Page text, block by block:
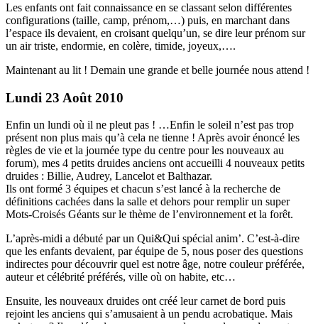
Les enfants ont fait connaissance en se classant selon différentes
configurations (taille, camp, prénom,…) puis, en marchant dans
l’espace ils devaient, en croisant quelqu’un, se dire leur prénom sur
un air triste, endormie, en colère, timide, joyeux,….
Maintenant au lit ! Demain une grande et belle journée nous attend !
Lundi 23 Août 2010
Enfin un lundi où il ne pleut pas ! …Enfin le soleil n’est pas trop
présent non plus mais qu’à cela ne tienne ! Après avoir énoncé les
règles de vie et la journée type du centre pour les nouveaux au
forum), mes 4 petits druides anciens ont accueilli 4 nouveaux petits
druides : Billie, Audrey, Lancelot et Balthazar.
Ils ont formé 3 équipes et chacun s’est lancé à la recherche de
définitions cachées dans la salle et dehors pour remplir un super
Mots-Croisés Géants sur le thème de l’environnement et la forêt.
L’après-midi a débuté par un Qui&Qui spécial anim’. C’est-à-dire
que les enfants devaient, par équipe de 5, nous poser des questions
indirectes pour découvrir quel est notre âge, notre couleur préférée,
auteur et célébrité préférés, ville où on habite, etc…
Ensuite, les nouveaux druides ont créé leur carnet de bord puis
rejoint les anciens qui s’amusaient à un pendu acrobatique. Mais